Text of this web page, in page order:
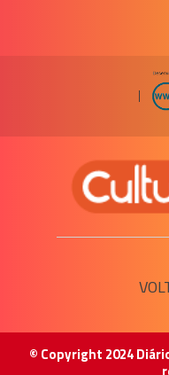
|
© Copyright 2024